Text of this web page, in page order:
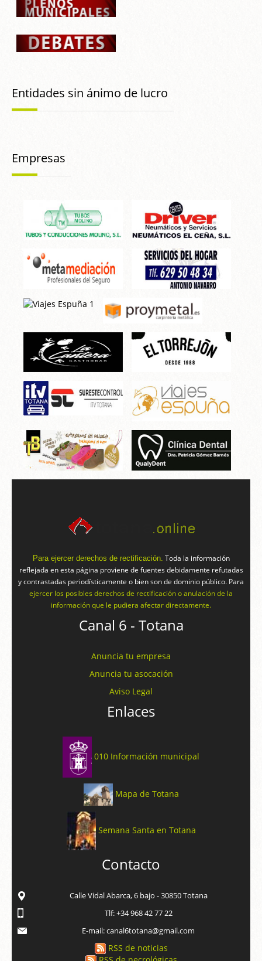
Entidades sin ánimo de lucro
Empresas
Para ejercer derechos de rectificación. Toda la información
reflejada en esta página proviene de fuentes debidamente refutadas
y contrastadas periodísticamente o bien son de dominio público. Para
ejercer los posibles derechos de rectificación o anulación de la
información que le pudiera afectar directamente.
Canal 6 - Totana
Anuncia tu empresa
Anuncia tu asocación
Aviso Legal
Enlaces
010 Información municipal
Mapa de Totana
Semana Santa en Totana
Contacto
Calle Vidal Abarca, 6 bajo - 30850 Totana
Tlf: +34 968 42 77 22
E-mail: canal6totana@gmail.com
RSS de noticias